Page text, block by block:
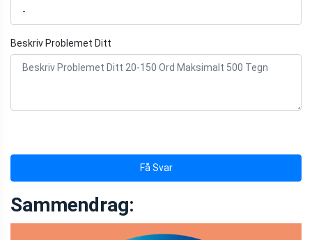
Beskriv Problemet Ditt
Få Svar
Sammendrag: